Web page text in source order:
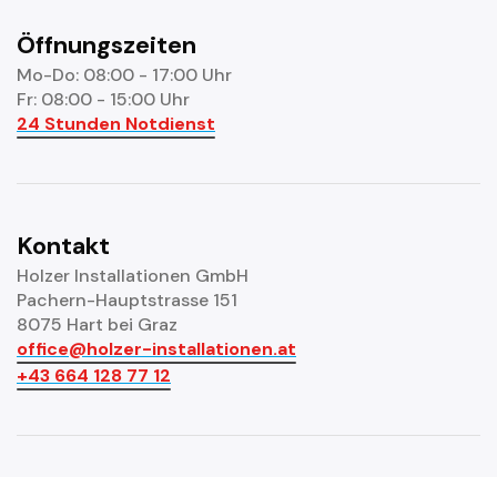
Öffnungszeiten
Mo-Do: 08:00 - 17:00 Uhr
Fr: 08:00 - 15:00 Uhr
24 Stunden Notdienst
Kontakt
Holzer Installationen GmbH
Pachern-Hauptstrasse 151
8075 Hart bei Graz
office@holzer-installationen.at
+43 664 128 77 12